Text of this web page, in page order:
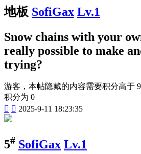
地板 SofiGax Lv.1
Snow chains with your
really possible to make
trying?
游客，本帖隐藏的内容需要积分高于
积分为 0
  2025-9-11 18:23:35
5# SofiGax Lv.1